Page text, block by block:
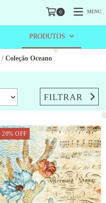
0 MENU
PRODUTOS
/ Coleção Oceano
FILTRAR
20% OFF